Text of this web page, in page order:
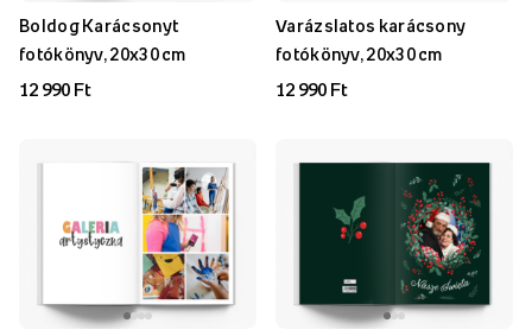
Boldog Karácsonyt
fotókönyv, 20x30 cm
12 990 Ft
Varázslatos karácsony
fotókönyv, 20x30 cm
12 990 Ft